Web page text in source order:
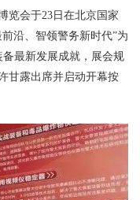
览会于23日在北京国家
沿、智领警务新时代”为
最新发展成就，展会规
甘露出席并启动开幕按